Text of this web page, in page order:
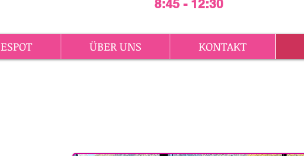
8:45 - 12:30
ÜBER UNS KONTAKT